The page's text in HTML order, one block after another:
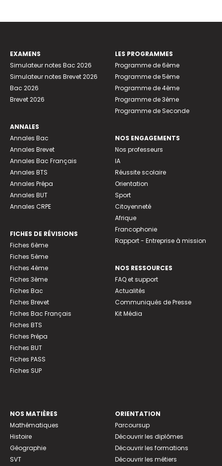
EXAMENS
Simulateur notes Bac 2026
Simulateur notes Brevet 2026
Bac 2026
Brevet 2026
ANNALES
Annales Bac
Annales Brevet
Annales Bac Français
Annales BTS
Annales Prépa
Annales BUT
Annales CRPE
FICHES DE RÉVISIONS
Fiches 6ème
Fiches 5ème
Fiches 4ème
Fiches 3ème
Fiches Bac
Fiches Brevet
Fiches Bac Français
Fiches BTS
Fiches Prépa
Fiches BUT
Fiches PASS
Fiches SUP
LES PROGRAMMES
Programme de 6ème
Programme de 5ème
Programme de 4ème
Programme de 3ème
Programme de Seconde
NOS ENGAGEMENTS
Nos professeurs
IA
Réussite scolaire
Orientation
Sport
Citoyenneté
Afrique
Francophonie
Rapport - Entreprise à mission
NOS RESSOURCES
FAQ et support
Actualités
Communiqués de Presse
Kit Média
NOS MATIÈRES
Mathématiques
Histoire
Géographie
SVT
ORIENTATION
Parcoursup
Découvrir les diplômes
Découvrir les formations
Découvrir les métiers